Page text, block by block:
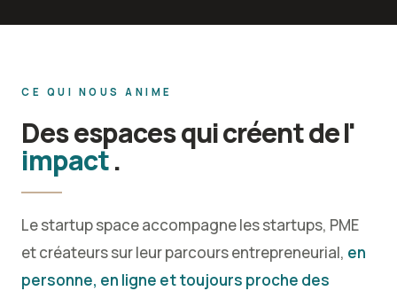
CE QUI NOUS ANIME
Des espaces qui créent de l'
impact.
Le startup space accompagne les startups, PME
et créateurs sur leur parcours entrepreneurial, en
personne, en ligne et toujours proche des